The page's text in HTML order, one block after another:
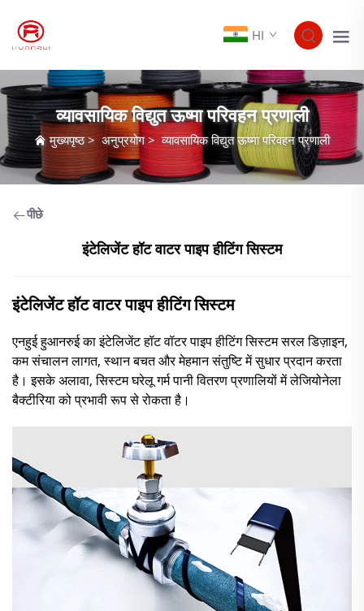
HI
व्यावसायिक विद्युत ऊष्मा परिवहन प्रणाली
मुख्यपृष्ठ>अनुप्रयोग>व्यावसायिक विद्युत ऊष्मा परिवहन प्रणाली
पीछे
इंटेलिजेंट हॉट वाटर पाइप हीटिंग सिस्टम
इंटेलिजेंट हॉट वाटर पाइप हीटिंग सिस्टम
एनहुई हुआनरुई का इंटेलिजेंट हॉट वॉटर पाइप हीटिंग सिस्टम सरल डिज़ाइन,
कम संचालन लागत, स्थान बचत और मेहमान संतुष्टि में सुधार प्रदान करता
है। इसके अलावा, सिस्टम घरेलू गर्म पानी वितरण प्रणालियों में लेजियोनेला
बैक्टीरिया को प्रभावी रूप से रोकता है।